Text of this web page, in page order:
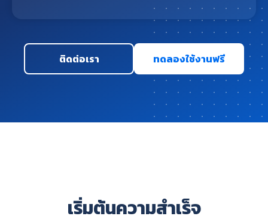
ติดต่อเรา ทดลองใช้งานฟรี
เริ่มต้นความสำเร็จ